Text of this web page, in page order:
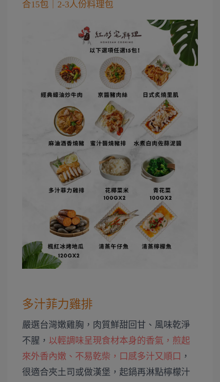
合15包｜2-3人份料理包
多汁菲力雞排
嚴選台灣嫩雞胸，肉質鮮甜回甘、風味乾淨
不腥， 以輕調味呈現食材本身的香氣，煎起
來外香內嫩、不易乾柴，口感多汁又順口 ，
很適合夾土司或做漢堡，起鍋再淋點檸檬汁